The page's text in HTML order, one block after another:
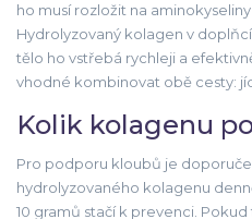
ho musí rozložit na
Hydrolyzovaný kolagen v
tělo ho vstřebá rychleji a
vhodné kombinovat obě cesty:
Kolik kolagenu
Pro podporu kloubů je
hydrolyzovaného kolagenu
10 gramů stačí k prevenci.